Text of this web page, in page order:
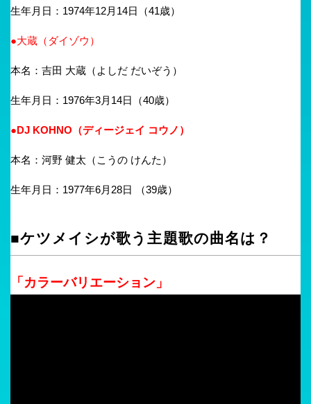
生年月日：1974年12月14日（41歳）
●大蔵（ダイゾウ）
本名：吉田 大蔵（よしだ だいぞう）
生年月日：1976年3月14日（40歳）
●DJ KOHNO（ディージェイ コウノ）
本名：河野 健太（こうの けんた）
生年月日：1977年6月28日 （39歳）
■ケツメイシが歌う主題歌の曲名は？
「カラーバリエーション」